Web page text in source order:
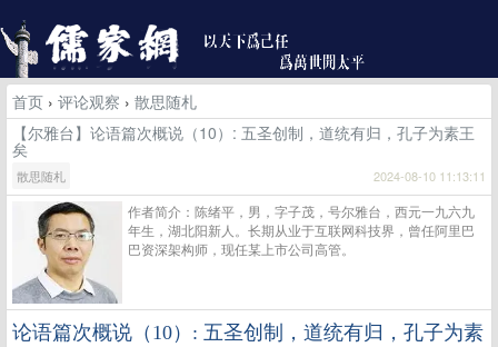
首页 › 评论观察 › 散思随札
【尔雅台】论语篇次概说（10）: 五圣创制，道统有归，孔子为素王
矣
散思随札 2024-08-10 11:13:11
作者简介：陈绪平，男，字子茂，号尔雅台，西元一九六九
年生，湖北阳新人。长期从业于互联网科技界，曾任阿里巴
巴资深架构师，现任某上市公司高管。
论语篇次概说（ 10） : 五圣创制，道统有归，孔子为素